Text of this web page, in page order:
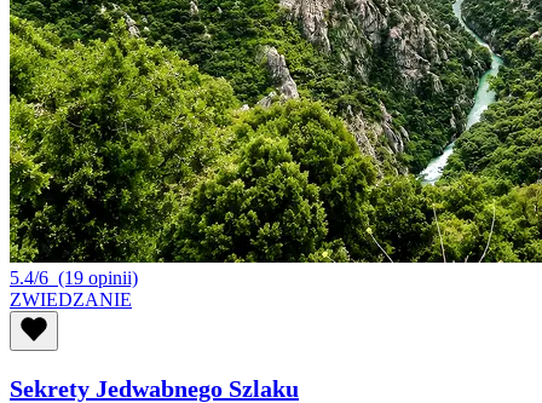
5.4/6 (19 opinii)
ZWIEDZANIE
Sekrety Jedwabnego Szlaku